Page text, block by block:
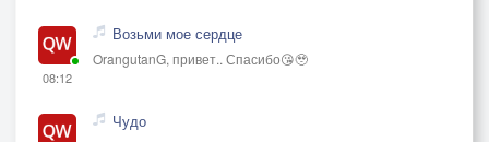
08:12
Возьми мое сердце
OrangutanG, привет.. Спасибо😘🥹
Чудо